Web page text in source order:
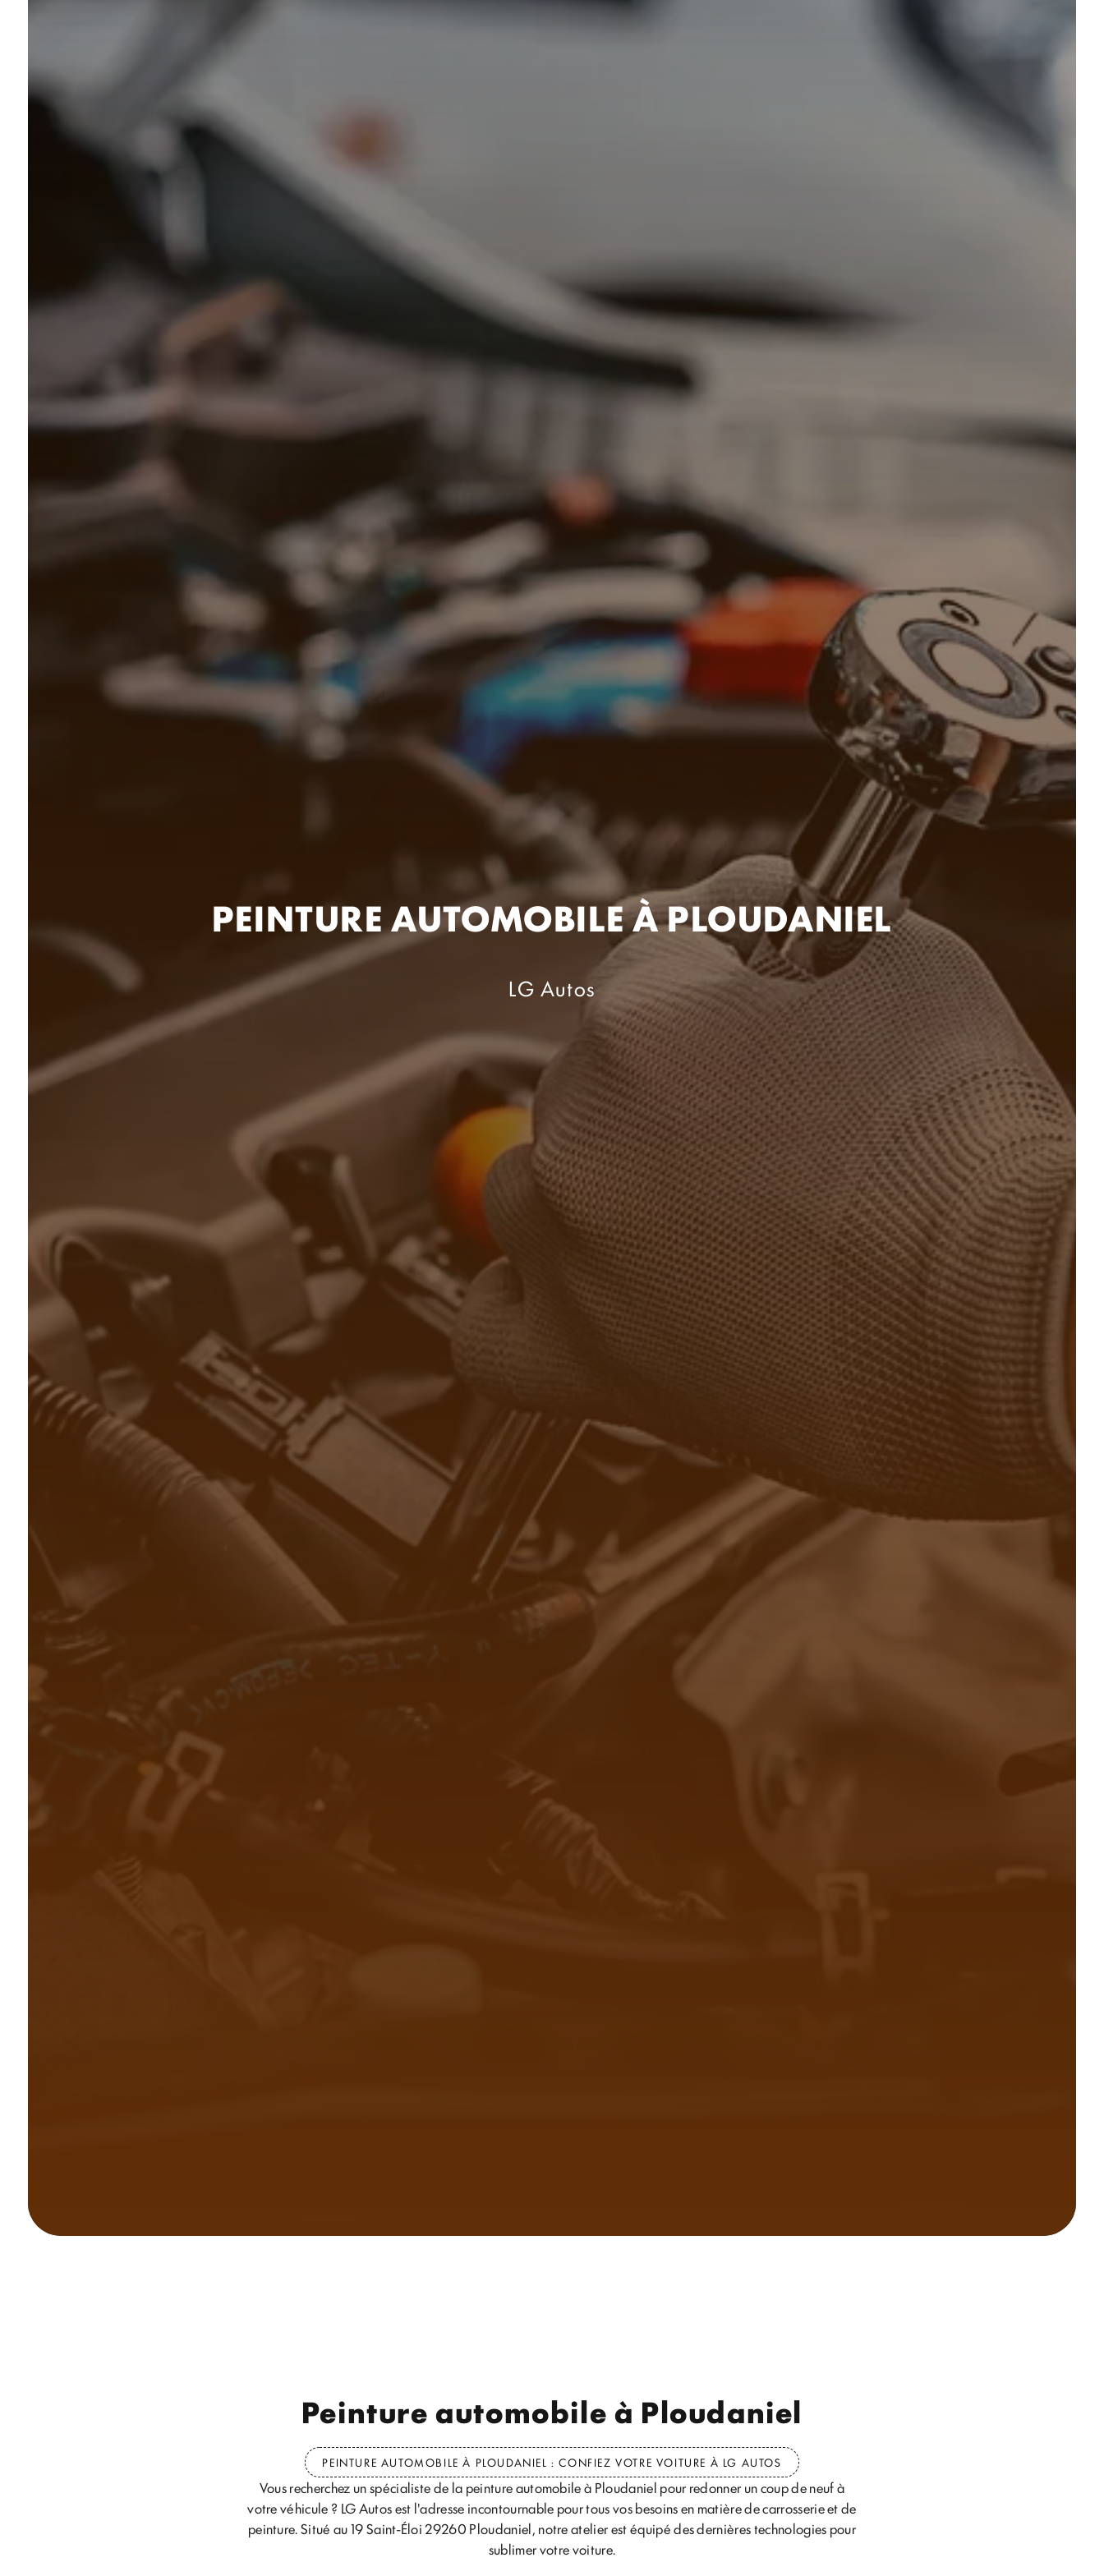
PEINTURE AUTOMOBILE À PLOUDANIEL
LG Autos
Peinture automobile à Ploudaniel
PEINTURE AUTOMOBILE À PLOUDANIEL : CONFIEZ VOTRE VOITURE À LG AUTOS
Vous recherchez un spécialiste de la peinture automobile à Ploudaniel pour redonner un coup de neuf à
votre véhicule ? LG Autos est l'adresse incontournable pour tous vos besoins en matière de carrosserie et de
peinture. Situé au 19 Saint-Éloi 29260 Ploudaniel, notre atelier est équipé des dernières technologies pour
sublimer votre voiture.